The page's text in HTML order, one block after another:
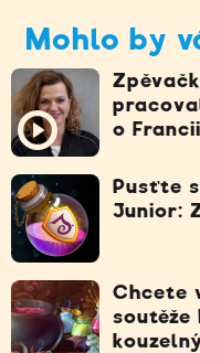
Mohlo by
o Francii
Pusťte
Junior:
Chcete
soutěže